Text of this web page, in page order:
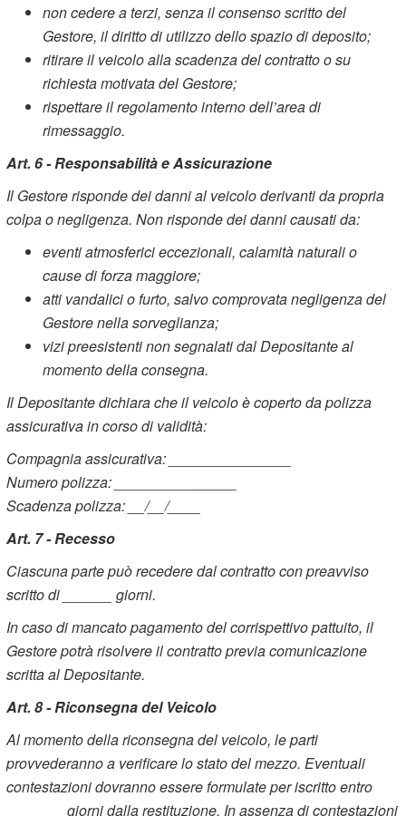
non cedere a terzi, senza il consenso scritto del
Gestore, il diritto di utilizzo dello spazio di deposito;
ritirare il veicolo alla scadenza del contratto o su
richiesta motivata del Gestore;
rispettare il regolamento interno dell’area di
rimessaggio.
Art. 6 - Responsabilità e Assicurazione
Il Gestore risponde dei danni al veicolo derivanti da propria
colpa o negligenza. Non risponde dei danni causati da:
eventi atmosferici eccezionali, calamità naturali o
cause di forza maggiore;
atti vandalici o furto, salvo comprovata negligenza del
Gestore nella sorveglianza;
vizi preesistenti non segnalati dal Depositante al
momento della consegna.
Il Depositante dichiara che il veicolo è coperto da polizza
assicurativa in corso di validità:
Compagnia assicurativa: _______________
Numero polizza: _______________
Scadenza polizza: __/__/____
Art. 7 - Recesso
Ciascuna parte può recedere dal contratto con preavviso
scritto di ______ giorni.
In caso di mancato pagamento del corrispettivo pattuito, il
Gestore potrà risolvere il contratto previa comunicazione
scritta al Depositante.
Art. 8 - Riconsegna del Veicolo
Al momento della riconsegna del veicolo, le parti
provvederanno a verificare lo stato del mezzo. Eventuali
contestazioni dovranno essere formulate per iscritto entro
_______ giorni dalla restituzione. In assenza di contestazioni